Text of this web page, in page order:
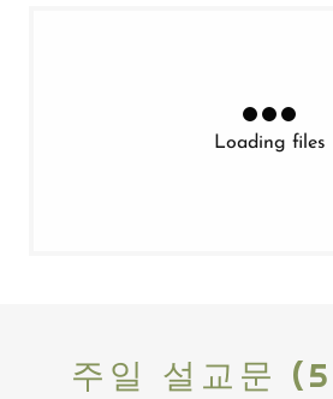
Loading files
주일 설교문